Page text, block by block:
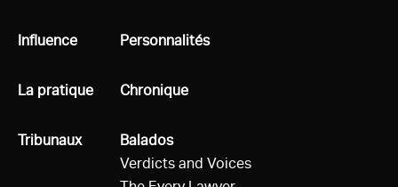
Tous
Influence
Tous
La pratique
Tous
Tribunaux
Tous
Personnalités
Tous
Chronique
Tous
Balados
Verdicts and Voices